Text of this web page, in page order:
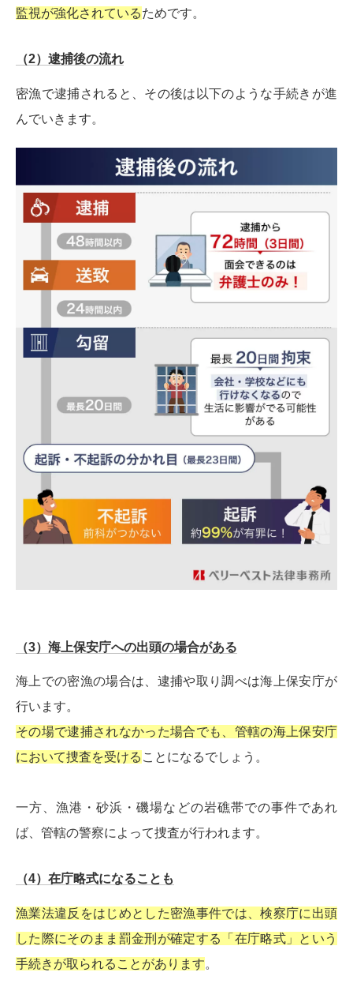
監視が強化されているためです。
（2）逮捕後の流れ
密漁で逮捕されると、その後は以下のような手続きが進
んでいきます。
（3）海上保安庁への出頭の場合がある
海上での密漁の場合は、逮捕や取り調べは海上保安庁が
行います。
その場で逮捕されなかった場合でも、管轄の海上保安庁
において捜査を受ける ことになるでしょう。
一方、漁港・砂浜・磯場などの岩礁帯での事件であれ
ば、管轄の警察によって捜査が行われます。
（4）在庁略式になることも
漁業法違反をはじめとした密漁事件では、検察庁に出頭
した際にそのまま罰金刑が確定する「在庁略式」という
手続きが取られることがあります。